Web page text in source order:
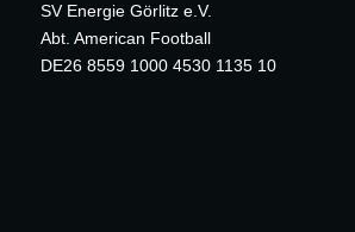
SV Energie Görlitz e.V.
Abt. American Football
DE26 8559 1000 4530 1135 10